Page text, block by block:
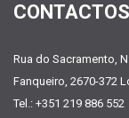
CONTACTOS
Rua do Sacramento,
Fanqueiro, 2670-372
Tel.: +351 219 886 552